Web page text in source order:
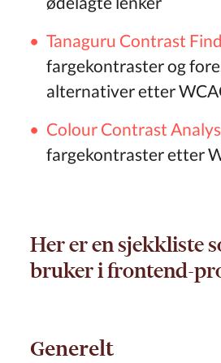
Tanaguru Contrast
fargekontraster og
alternativer etter
Colour Contrast
fargekontraster etter
Her er en sjekkliste
bruker i frontend-
Generelt